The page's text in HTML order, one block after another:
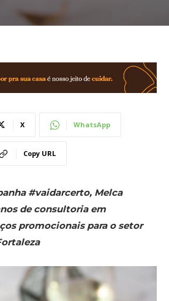
X WhatsApp
Copy URL
#vaidarcerto, Melca
de consultoria em
promocionais para o setor